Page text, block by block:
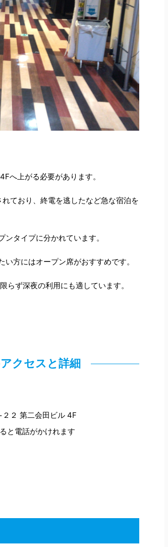
へ上がる必要があります。
ており、終電を逃したなど急な宿泊を
タイプに分かれています。
方にはオープン席がおすすめです。
ず深夜の利用にも適しています。
クセスと詳細
２ 第二会田ビル 4F
電話がかけれます